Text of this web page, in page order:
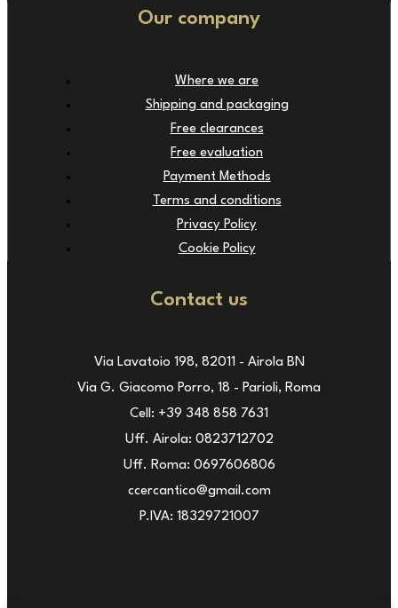
Our company
Where we are
Shipping and packaging
Free clearances
Free evaluation
Payment Methods
Terms and conditions
Privacy Policy
Cookie Policy
Contact us
Via Lavatoio 198, 82011 - Airola BN
Via G. Giacomo Porro, 18 - Parioli, Roma
Cell: +39 348 858 7631
Uff. Airola: 0823712702
Uff. Roma: 0697606806
ccercantico@gmail.com
P.IVA: 18329721007